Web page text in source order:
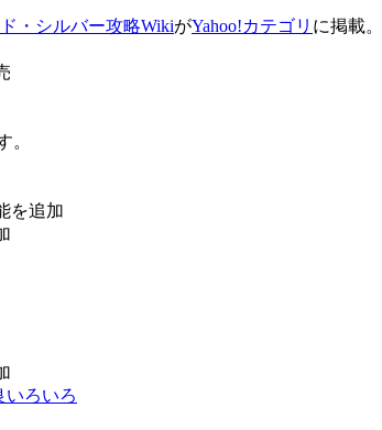
・シルバー攻略WikiがYahoo!カテゴリ に掲載。
。
を追加
いろいろ